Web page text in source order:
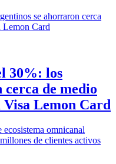
30%: los
de medio
Lemon Card